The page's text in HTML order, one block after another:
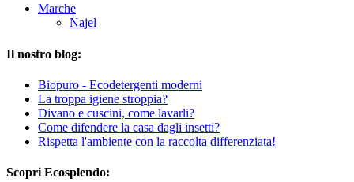
Marche
Najel
Il nostro blog:
Biopuro - Ecodetergenti moderni
La troppa igiene stroppia?
Divano e cuscini, come lavarli?
Come difendere la casa dagli insetti?
Rispetta l'ambiente con la raccolta differenziata!
Scopri Ecosplendo: